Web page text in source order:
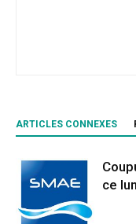
ARTICLES CONNEXES
ce